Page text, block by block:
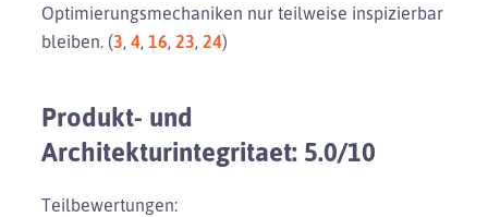
Optimierungsmechaniken nur teilweise inspizierbar
bleiben. (3, 4, 16, 23, 24)
Produkt- und
Architekturintegritaet: 5.0/10
Teilbewertungen: